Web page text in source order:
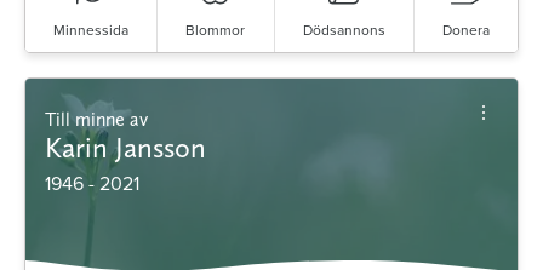
Minnessida Blommor Dödsannons Donera
Till minne av
Karin Jansson
1946 - 2021